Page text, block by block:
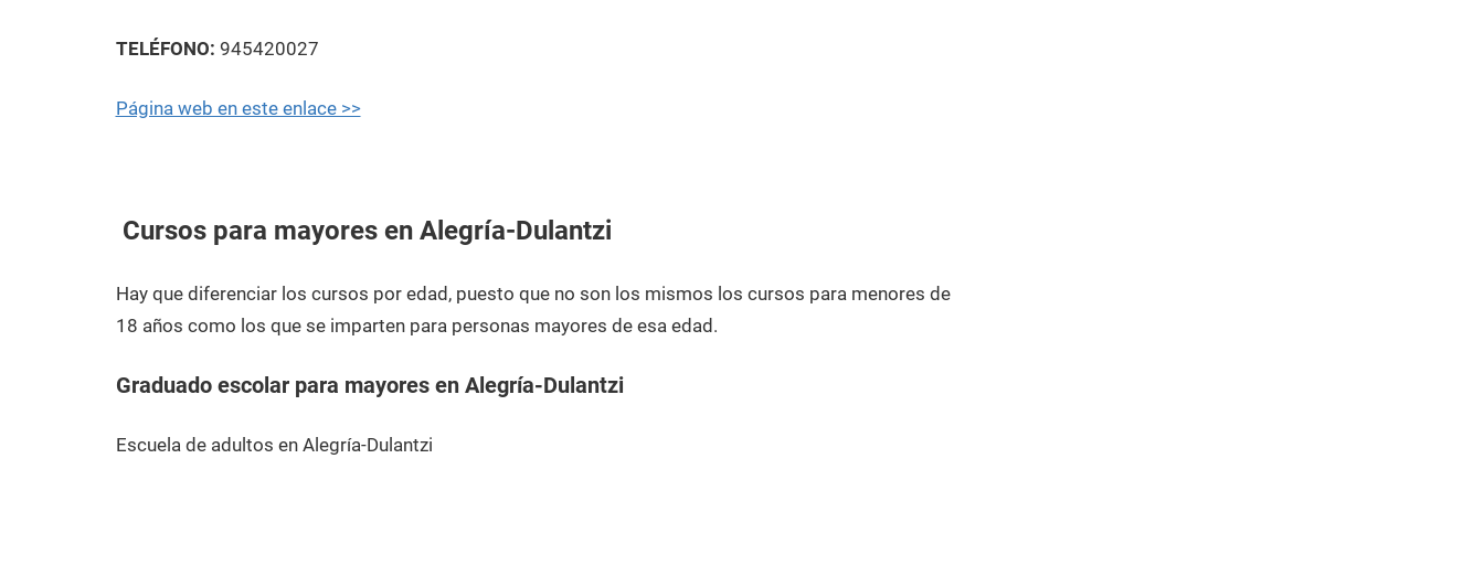
TELÉFONO: 945420027
Página web en este enlace >>
Cursos para mayores en Alegría-Dulantzi
Hay que diferenciar los cursos por edad, puesto que no son los mismos los cursos para menores de
18 años como los que se imparten para personas mayores de esa edad.
Graduado escolar para mayores en Alegría-Dulantzi
Escuela de adultos en Alegría-Dulantzi